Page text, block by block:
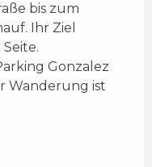
bis zum
Ihr Ziel
Gonzalez
Wanderung ist